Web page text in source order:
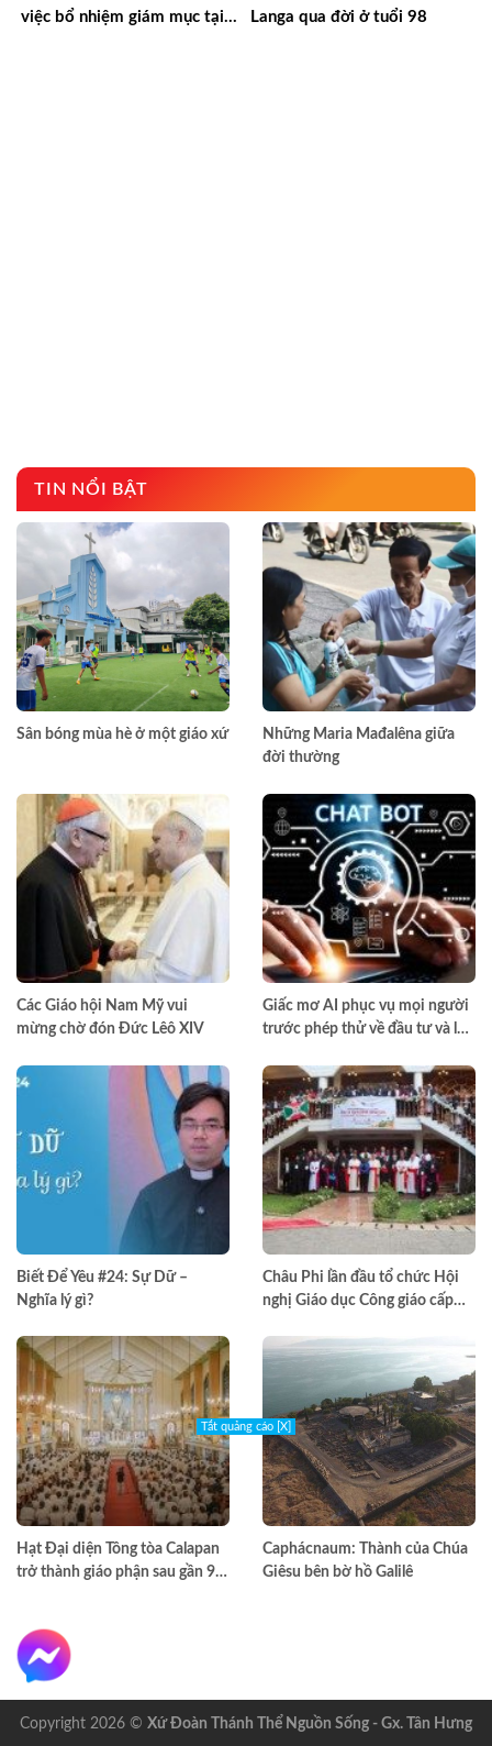
việc bổ nhiệm giám mục tại
Langa qua đời ở tuổi 98
TIN NỔI BẬT
Sân bóng mùa hè ở một giáo xứ
Những Maria Mađalêna giữa
đời thường
Các Giáo hội Nam Mỹ vui
mừng chờ đón Đức Lêô XIV
Giấc mơ AI phục vụ mọi người
trước phép thử về đầu tư và lợi
Biết Để Yêu #24: Sự Dữ –
Nghĩa lý gì?
Châu Phi lần đầu tổ chức Hội
nghị Giáo dục Công giáo cấp
Hạt Đại diện Tông tòa Calapan
trở thành giáo phận sau gần 90
Caphácnaum: Thành của Chúa
Giêsu bên bờ hồ Galilê
Copyright 2026 © Xứ Đoàn Thánh Thể Nguồn Sống - Gx. Tân Hưng
Tắt quảng cáo [X]